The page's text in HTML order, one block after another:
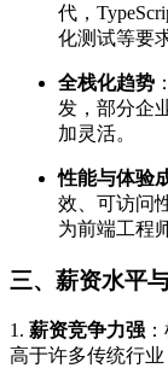
代，
化测试等要
全栈化趋势
发，部分企
加灵活。
性能与体验
效、可访问
为前端工程
三、薪资水平
1. 薪资竞争力强
高于许多传统行